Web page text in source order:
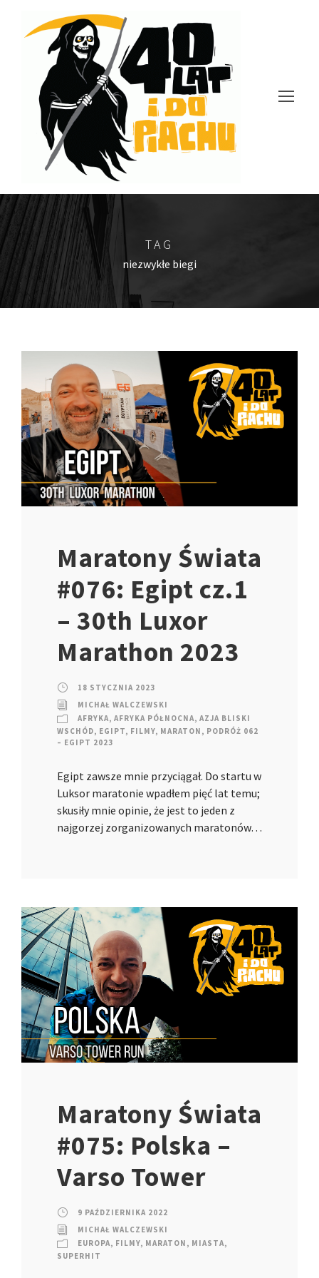
TAG
niezwykłe biegi
Maratony Świata
#076: Egipt cz.1
– 30th Luxor
Marathon 2023
18 STYCZNIA 2023
MICHAŁ WALCZEWSKI
AFRYKA, AFRYKA PÓŁNOCNA, AZJA BLISKI
WSCHÓD, EGIPT, FILMY, MARATON , PODRÓŻ 062
– EGIPT 2023
Egipt zawsze mnie przyciągał. Do startu w
Luksor maratonie wpadłem pięć lat temu;
skusiły mnie opinie, że jest to jeden z
najgorzej zorganizowanych maratonów…
Maratony Świata
#075: Polska –
Varso Tower
9 PAŹDZIERNIKA 2022
MICHAŁ WALCZEWSKI
EUROPA, FILMY, MARATON , MIASTA,
SUPERHIT